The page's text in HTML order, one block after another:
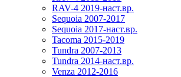
RAV-4 2019-наст.вр.
Sequoia 2007-2017
Sequoia 2017-наст.вр.
Tacoma 2015-2019
Tundra 2007-2013
Tundra 2014-наст.вр.
Venza 2012-2016